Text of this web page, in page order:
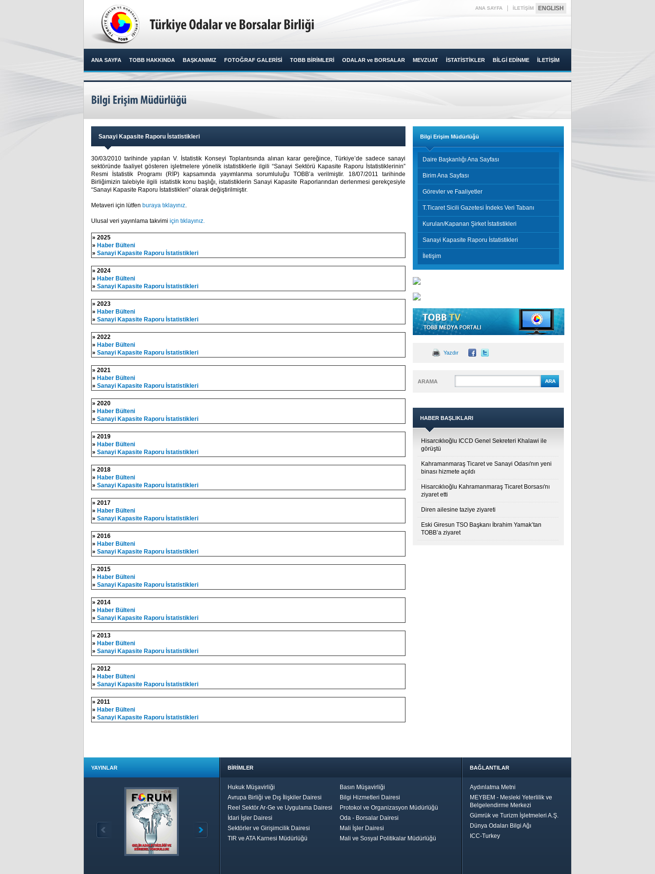
ANA SAYFA İLETİŞİM ENGLISH
ANA SAYFA TOBB HAKKINDA BAŞKANIMIZ FOTOĞRAF GALERİSİ TOBB BİRİMLERİ ODALAR ve BORSALAR MEVZUAT İSTATİSTİKLER BİLGİ EDİNME İLETİŞİM
Sanayi Kapasite Raporu İstatistikleri
30/03/2010 tarihinde yapılan V. İstatistik Konseyi Toplantısında alınan karar gereğince, Türkiye’de sadece sanayi
sektöründe faaliyet gösteren işletmelere yönelik istatistiklerle ilgili “Sanayi Sektörü Kapasite Raporu İstatistiklerinin”
Resmi İstatistik Programı (RİP) kapsamında yayımlanma sorumluluğu TOBB’a verilmiştir. 18/07/2011 tarihinde
Birliğimizin talebiyle ilgili istatistik konu başlığı, istatistiklerin Sanayi Kapasite Raporlarından derlenmesi gerekçesiyle
“Sanayi Kapasite Raporu İstatistikleri” olarak değiştirilmiştir.
Metaveri için lütfen buraya tıklayınız.
Ulusal veri yayınlama takvimi için tıklayınız.
» 2025
» Haber Bülteni
» Sanayi Kapasite Raporu İstatistikleri​​​
» 2024
» Haber Bülteni
» Sanayi Kapasite Raporu İstatistikleri​​​
» 2023
» Haber Bülteni
» Sanayi Kapasite Raporu İstatistikleri​​​
» 2022
» Haber Bülteni
» Sanayi Kapasite Raporu İstatistikleri​​​
» 2021
» Haber Bülteni
» Sanayi Kapasite Raporu İstatistikleri​​​
» 2020
» Haber Bülteni
» Sanayi Kapasite Raporu İstatistikleri​​​
» 2019
» Haber Bülteni
» Sanayi Kapasite Raporu İstatistikleri​​​
» 2018
» Haber Bülteni
» Sanayi Kapasite Raporu İstatistikleri​​​
» 2017
» Haber Bülteni
» Sanayi Kapasite Raporu İstatistikleri​​​
» 2016
» Haber Bülteni
» Sanayi Kapasite Raporu İstatistikleri​​​
» 2015
» Haber Bülteni
» Sanayi Kapasite Raporu İstatistikleri​​​
» 2014
» Haber Bülteni
» Sanayi Kapasite Raporu İstatistikleri​​​
» 2013
» Haber Bülteni
» Sanayi Kapasite Raporu İstatistikleri​​​
» 2012
» Haber Bülteni
» Sanayi Kapasite Raporu İstatistikleri​​​
» 2011
» Haber Bülteni
» Sanayi Kapasite Raporu İstatistikleri​​​
Bilgi Erişim Müdürlüğü
Daire Başkanlığı Ana Sayfası
Birim Ana Sayfası
Görevler ve Faaliyetler
T.Ticaret Sicili Gazetesi İndeks Veri Tabanı
Kurulan/Kapanan Şirket İstatistikleri
Sanayi Kapasite Raporu İstatistikleri
İletişim
Yazdır
ARAMA
HABER BAŞLIKLARI
Hisarcıklıoğlu ICCD Genel Sekreteri Khalawi ile
görüştü
Kahramanmaraş Ticaret ve Sanayi Odası'nın yeni
binası hizmete açıldı
Hisarcıklıoğlu Kahramanmaraş Ticaret Borsası'nı
ziyaret etti
Diren ailesine taziye ziyareti
Eski Giresun TSO Başkanı İbrahim Yamak’tan
TOBB’a ziyaret
YAYINLAR BİRİMLER
Hukuk Müşavirliği
Basın Müşavirliği
Avrupa Birliği ve Dış İlişkiler Dairesi
Bilgi Hizmetleri Dairesi
Reel Sektör Ar-Ge ve Uygulama Dairesi
Protokol ve Organizasyon Müdürlüğü
İdari İşler Dairesi
Oda - Borsalar Dairesi
Sektörler ve Girişimcilik Dairesi
Mali İşler Dairesi
TIR ve ATA Karnesi Müdürlüğü
Mali ve Sosyal Politikalar Müdürlüğü
BAĞLANTILAR
Aydınlatma Metni
MEYBEM - Mesleki Yeterlilik ve
Belgelendirme Merkezi
Gümrük ve Turizm İşletmeleri A.Ş.
Dünya Odaları Bilgi Ağı
ICC-Turkey